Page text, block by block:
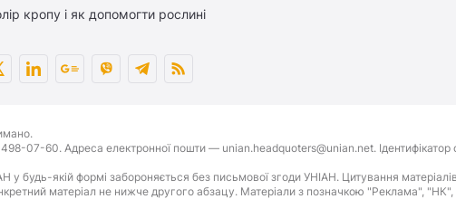
кропу і як допомогти рослині
07-60. Адреса електронної пошти — unian.headquoters@unian.net. Ідентифікатор
у будь-якій формі забороняється без письмової згоди УНІАН. Цитування
матеріал не нижче другого абзацу. Матеріали з позначкою "Реклама",